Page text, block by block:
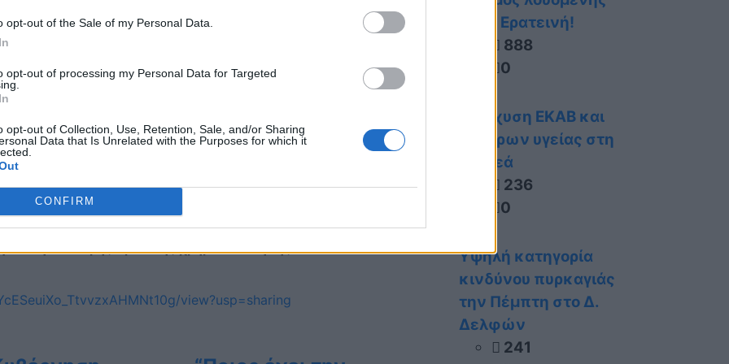
opt-out of the Sale of my Personal Data.
opt-out of processing my Personal Data for Targeted
opt-out of Collection, Use, Retention, Sale, and/or Sharing
Data that Is Unrelated with the Purposes for which it
CONFIRM
συμβάσεις ΕΣΠΑ, υπό την απειλή της ανεργίας και ενώ
της ΠΟΕ-ΟΤΑ με την ηγεσία του Υπουργείου
αδιαφορία της κυβέρνησης για την μονιμοποίηση και την
Βορίδη». Τα Δημοτικά Συμβούλια και η ΚΕΔΕ έχουν ταχθεί
προσωπικού για τη διασφάλιση της λειτουργίας και της
σε επισφαλείς συμβάσεις μέσω ευρωπαϊκών
ΕΣΠΑ που καλύπτουν πάγιες ανάγκες,
σταθερής κρατικής χρηματοδότησης.
view?usp=sharing
στην Ερατεινή!
888
0
Ενίσχυση ΕΚΑΒ και
κέντρων υγείας στη
Στερεά
236
0
Υψηλή κατηγορία
κινδύνου πυρκαγιάς
την Πέμπτη στο Δ.
Δελφών
241